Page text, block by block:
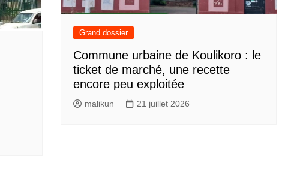
Grand dossier
Commune urbaine de Koulikoro : le
ticket de marché, une recette
encore peu exploitée
malikun 21 juillet 2026